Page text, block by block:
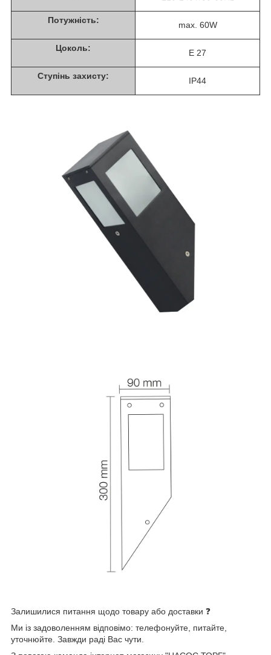
Потужність: max. 60W
Цоколь: E 27
Ступінь захисту: IP44
Залишилися питання щодо товару або доставки ❓
Ми із задоволенням відповімо: телефонуйте, питайте,
уточнюйте. Завжди раді Вас чути.